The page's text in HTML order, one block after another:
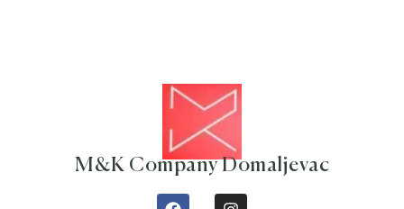
M&K Company Domaljevac